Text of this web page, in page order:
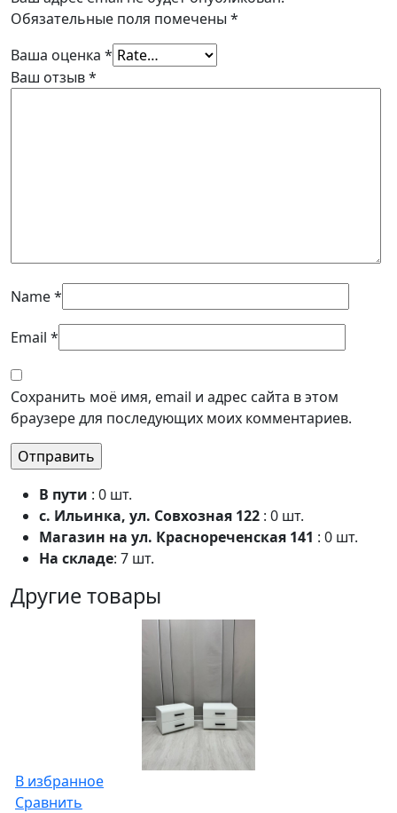
Обязательные поля помечены *
Ваша оценка *
Ваш отзыв*
Name*
Email *
Сохранить моё имя, email и адрес сайта в этом
браузере для последующих моих комментариев.
В пути : 0 шт.
с. Ильинка, ул. Совхозная 122 : 0 шт.
Магазин на ул. Краснореченская 141 : 0 шт.
На складе: 7 шт.
Другие товары
В избранное
Сравнить